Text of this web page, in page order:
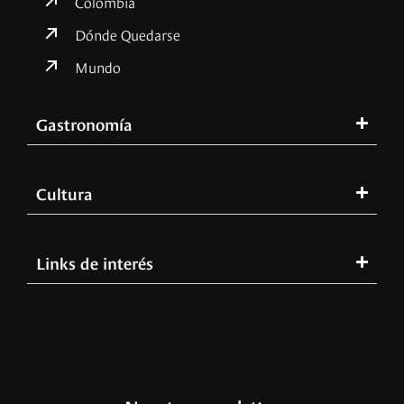
Dónde Quedarse
Mundo
Gastronomía
Cultura
Links de interés